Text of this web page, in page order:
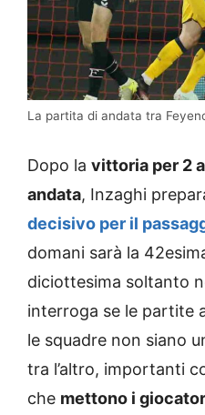
La partita di andata tra
Dopo la vittoria per 2
andata, Inzaghi
decisivo per il
domani sarà la
diciottesima soltanto
interroga se le partite
le squadre non siano
tra l’altro, importanti
che mettono i